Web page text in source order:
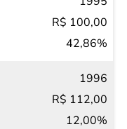
R$ 100,00
42,86%
1996
R$ 112,00
12,00%